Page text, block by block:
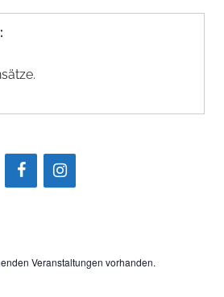
Veranstaltungen vorhanden.